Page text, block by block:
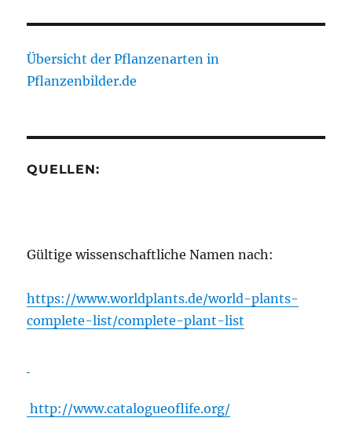
Übersicht der Pflanzenarten in
Pflanzenbilder.de
QUELLEN:
Gültige wissenschaftliche Namen nach:
https://www.worldplants.de/world-plants-
complete-list/complete-plant-list
http://www.catalogueoflife.org/